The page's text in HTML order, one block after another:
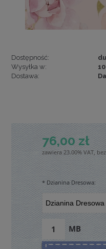
Dostępność:
Wysyłka w:
Dostawa:
Cena nie zawiera
76,00 zł
zawiera 23.00% VAT,
* Dzianina Dresowa:
MB